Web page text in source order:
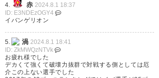
4. 赤 2024.8.1 18:37
ID: E3NDEzOGY4
イバンゲリオン
5. 渦 2024.8.1 18:41
ID: ZkMWQzNTVk
お疲れ様でした
デカくて強くて破壊力抜群で対戦する側としては厄
介この上ない選手でした